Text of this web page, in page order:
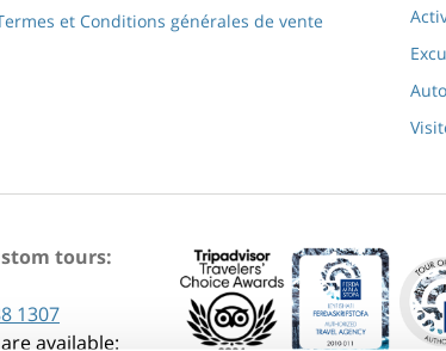
et Conditions générales de vente
tours:
1307
available: